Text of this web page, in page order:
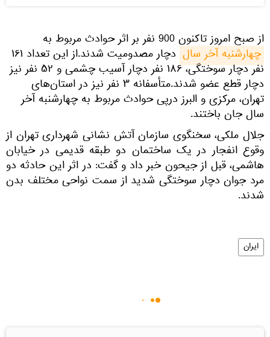
از صبح امروز تاكنون 900 نفر بر اثر حوادث مربوط به
چهارشنبه آخر سال دچار مصدوميت شدند.از اين تعداد ١۶١
نفر دچار سوختگى، ١٨۶ نفر دچار آسيب چشمى و ۵٢ نفر نيز
دچار قطع عضو شدند.متأسفانه ٣ نفر نيز در استان‌هاى
تهران، مركزى و البرز درپى حوادث مربوط به چهارشنبه آخر
سال جان باختند.
جلال ملکی، سخنگوی سازمان آتش نشانی شهرداری تهران از
وقوع انفجار در یک ساختمان دو طبقه قدیمی در خیابان
هاشمی، قبل از جیحون خبر داد و گفت: در اثر این حادثه دو
مرد جوان دچار سوختگی شدید از سمت نواحی مختلف بدن
شدند.
ایران